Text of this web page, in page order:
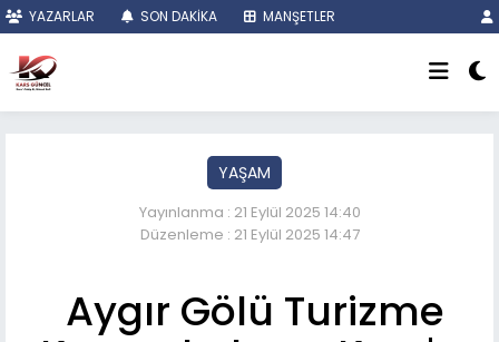
YAZARLAR SON DAKİKA MANŞETLER
YAŞAM
Yayınlanma : 21 Eylül 2025 14:40
Düzenleme : 21 Eylül 2025 14:47
Aygır Gölü Turizme